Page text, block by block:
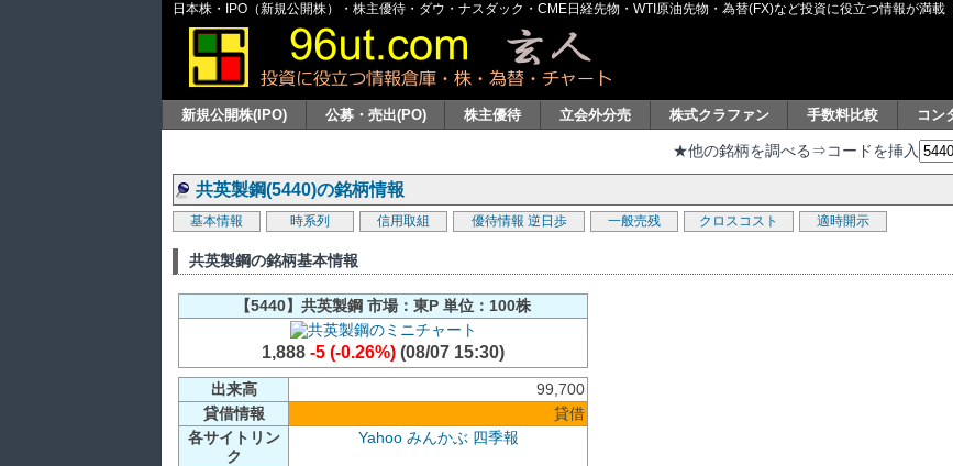
日本株・IPO（新規公開株）・株主優待・ダウ・ナスダック・CME日経先物・WTI原油先物・為替(FX)など投資に役立つ情報が満載
新規公開株(IPO) 公募・売出(PO) 株主優待 立会外分売 株式クラファン 手数料比較 コン
★他の銘柄を調べる⇒コードを挿入
共英製鋼(5440)の銘柄情報
基本情報 時系列 信用取組 優待情報 逆日歩 一般売残 クロスコスト 適時開示
共英製鋼の銘柄基本情報
【5440】共英製鋼 市場：東P 単位：100株
1,888 -5 (-0.26%) (08/07 15:30)
出来高
99,700
貸借情報
貸借
各サイトリン
ク
Yahoo みんかぶ 四季報